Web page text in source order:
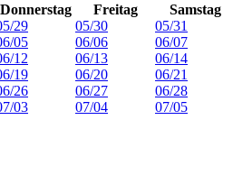
Donnerstag Freitag Samstag
29 05/30 05/31
05 06/06 06/07
12 06/13 06/14
19 06/20 06/21
26 06/27 06/28
03 07/04 07/05